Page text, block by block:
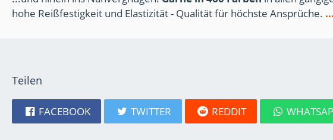
hohe Reißfestigkeit und Elastizität - Qualität für höchste Ansprüche.
Teilen
FACEBOOK TWITTER REDDIT